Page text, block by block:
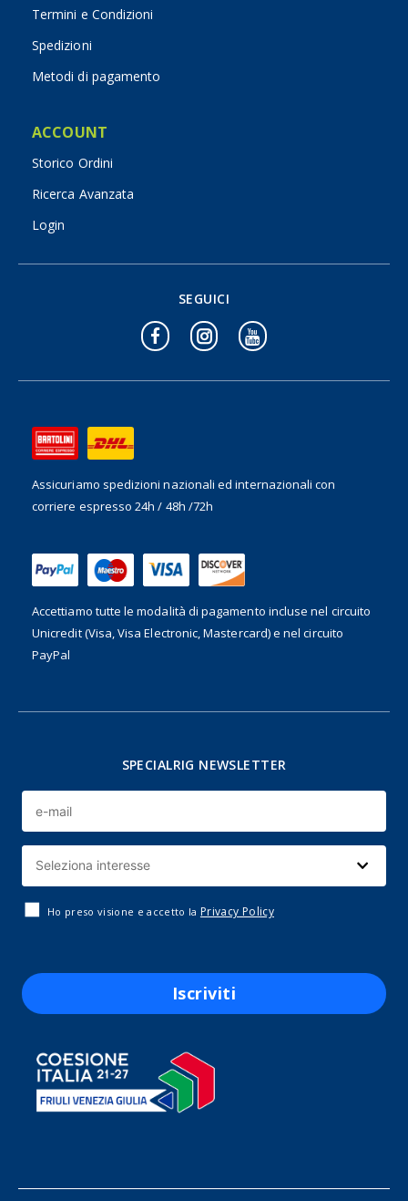
Termini e Condizioni
Spedizioni
Metodi di pagamento
ACCOUNT
Storico Ordini
Ricerca Avanzata
Login
Assicuriamo spedizioni nazionali ed internazionalicon
corriere espresso 24h / 48h /72h
Accettiamo tutte le modalità di pagamento incluse nel circuito
Unicredit (Visa, Visa Electronic, Mastercard) e nel circuito
PayPal
SEGUICI
SPECIALRIG NEWSLETTER
Ho preso visione e accetto la Privacy Policy
Iscriviti